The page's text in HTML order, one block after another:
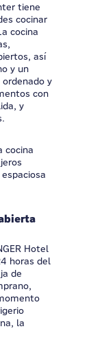
tiene
cocinar
cocina
así
y un
y
con
y
cocina
Hotel
horas del
de
la